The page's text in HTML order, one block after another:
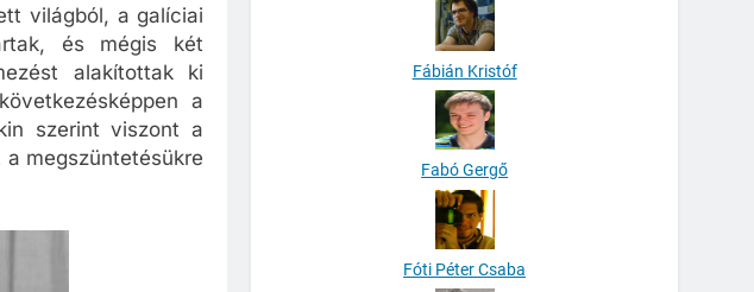
világból, a galíciai
és mégis két
alakítottak ki
a
szerint viszont a
megszüntetésükre
Fábián Kristóf
Fabó Gergő
Fóti Péter Csaba